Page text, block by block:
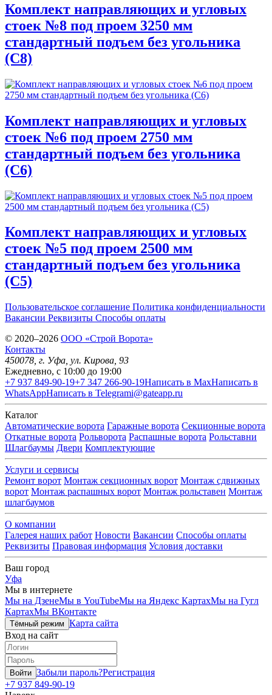
Комплект направляющих и угловых
стоек №8 под проем 3250 мм
стандартный подъем без угольника
(С8)
Комплект направляющих и угловых
стоек №6 под проем 2750 мм
стандартный подъем без угольника
(С6)
Комплект направляющих и угловых
стоек №5 под проем 2500 мм
стандартный подъем без угольника
(С5)
Пользовательское соглашение Политика конфиденциальности
Вакансии Реквизиты Способы оплаты
© 2020–2026 OOO «Строй Ворота»
Контакты
450078 , г. Уфа ул. Кирова, 93
Ежедневно, с 10:00 до 19:00
+7 937 849-90-19+7 347 266-90-19Написать в MaxНаписать в
WhatsAppНаписать в Telegrami@gateapp.ru
Каталог
Автоматические ворота Гаражные ворота Секционные ворота
Откатные ворота Рольворота Распашные ворота Рольставни
Шлагбаумы Двери Комплектующие
Услуги и сервисы
Ремонт ворот Монтаж секционных ворот Монтаж сдвижных
ворот Монтаж распашных ворот Монтаж рольставен Монтаж
шлагбаумов
О компании
Галерея наших работ Новости Вакансии Способы оплаты
Реквизиты Правовая информация Условия доставки
Ваш город
Уфа
Мы в интернете
Мы на ДзенеМы в YouTubeМы на Яндекс КартахМы на Гугл
КартахМы ВКонтакте
Тёмный режим Карта сайта
Вход на сайт
Войти Забыли пароль?Регистрация
+7 937 849-90-19